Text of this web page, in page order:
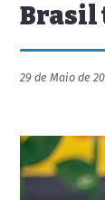
Brasil
29 de Maio de